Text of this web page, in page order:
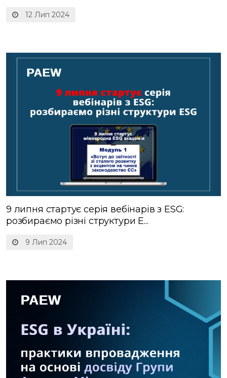
12 Лип 2024
9 Лип 2024
9 липня стартує серія вебінарів з ESG:
розбираємо різні структури E...